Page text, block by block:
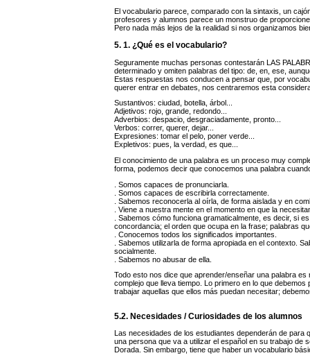
El vocabulario parece, comparado con la sintaxis, un
profesores y alumnos parece un monstruo de
Pero nada más lejos de la realidad si nos organizamos
5. 1. ¿Qué es el vocabulario?
Seguramente muchas personas contestarán LAS
determinado y omiten palabras del tipo: de, en, ese,
Estas respuestas nos conducen a pensar que, por
querer entrar en debates, nos centraremos esta
Sustantivos: ciudad, botella, árbol...
Adjetivos: rojo, grande, redondo...
Adverbios: despacio, desgraciadamente, pronto...
Verbos: correr, querer, dejar...
Expresiones: tomar el pelo, poner verde...
Expletivos: pues, la verdad, es que...
El conocimiento de una palabra es un proceso muy
forma, podemos decir que conocemos una palabra
. Somos capaces de pronunciarla.
. Somos capaces de escribirla correctamente.
. Sabemos reconocerla al oírla, de forma aislada y en
. Viene a nuestra mente en el momento en que la
. Sabemos cómo funciona gramaticalmente, es decir, si
concordancia; el orden que ocupa en la frase; palabras
. Conocemos todos los significados importantes.
. Sabemos utilizarla de forma apropiada en el contexto.
socialmente.
. Sabemos no abusar de ella.
Todo esto nos dice que aprender/enseñar una palabra
complejo que lleva tiempo. Lo primero en lo que
trabajar aquellas que ellos más puedan necesitar;
5.2. Necesidades / Curiosidades de los alumnos
Las necesidades de los estudiantes dependerán de para
una persona que va a utilizar el español en su trabajo de
Dorada. Sin embargo, tiene que haber un vocabulario